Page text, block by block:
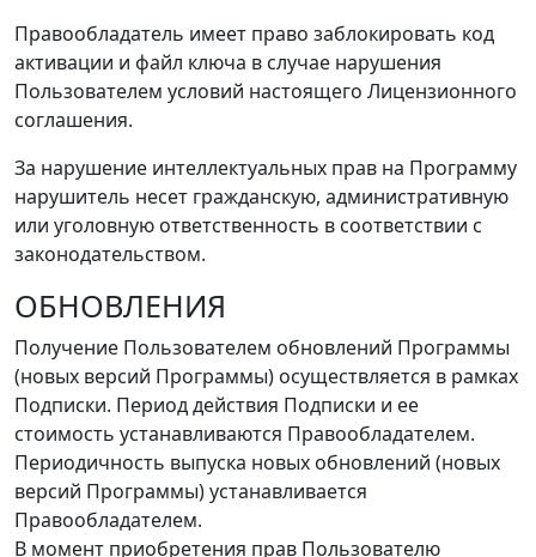
Правообладатель имеет право заблокировать код
активации и файл ключа в случае нарушения
Пользователем условий настоящего Лицензионного
соглашения.
За нарушение интеллектуальных прав на Программу
нарушитель несет гражданскую, административную
или уголовную ответственность в соответствии с
законодательством.
ОБНОВЛЕНИЯ
Получение Пользователем обновлений Программы
(новых версий Программы) осуществляется в рамках
Подписки. Период действия Подписки и ее
стоимость устанавливаются Правообладателем.
Периодичность выпуска новых обновлений (новых
версий Программы) устанавливается
Правообладателем.
В момент приобретения прав Пользователю